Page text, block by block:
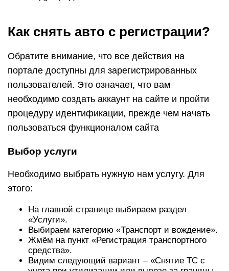
Как снять авто с регистрации?
Обратите внимание, что все действия на
портале доступны для зарегистрированных
пользователей. Это означает, что вам
необходимо создать аккаунт на сайте и пройти
процедуру идентификации, прежде чем начать
пользоваться функционалом сайта
Выбор услуги
Необходимо выбрать нужную нам услугу. Для
этого:
На главной странице выбираем раздел
«Услуги».
Выбираем категорию «Транспорт и вождение».
Жмём на пункт «Регистрация транспортного
средства».
Видим следующий вариант – «Снятие ТС с